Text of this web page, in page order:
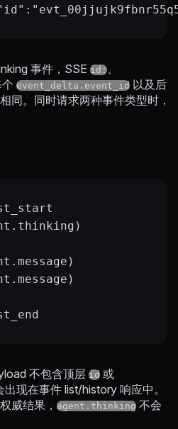
事件，SSE id:、
event_delta.event_id 以及后
同。同时请求两种事件类型时，
不包含顶层 id 或
现在事件 list/history 响应中。
威结果， agent.thinking 不会